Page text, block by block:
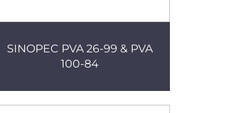
SINOPEC PVA 26-99 & PVA
100-84